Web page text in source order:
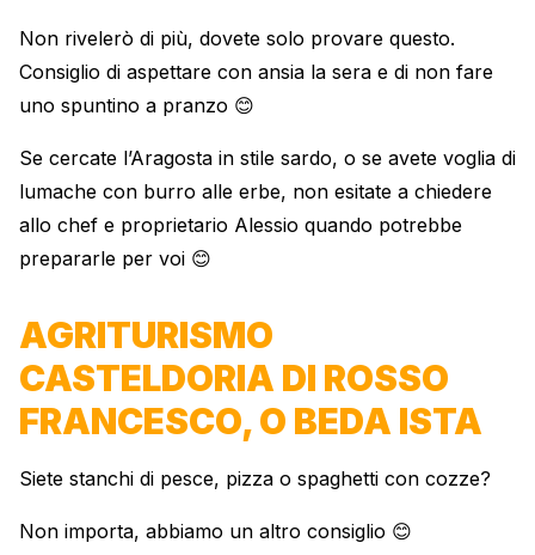
Non rivelerò di più, dovete solo provare questo.
Consiglio di aspettare con ansia la sera e di non fare
uno spuntino a pranzo 😊
Se cercate l’Aragosta in stile sardo, o se avete voglia di
lumache con burro alle erbe, non esitate a chiedere
allo chef e proprietario Alessio quando potrebbe
prepararle per voi 😊
AGRITURISMO
CASTELDORIA DI ROSSO
FRANCESCO, O BEDA ISTA
Siete stanchi di pesce, pizza o spaghetti con cozze?
Non importa, abbiamo un altro consiglio 😊